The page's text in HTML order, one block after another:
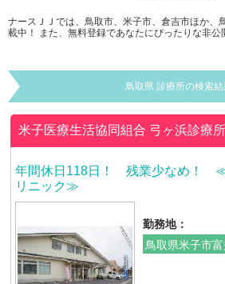
ナースＪＪでは、鳥取市、米子市、倉吉市ほか、
載中！ また、無料登録であなたにぴったりな非公
鳥取県 診療所の検索結
米子医療生活協同組合 弓ヶ浜診療所
年間休日118日！ 残業少なめ！ ≪
リニック≫
勤務地：
鳥取県米子市